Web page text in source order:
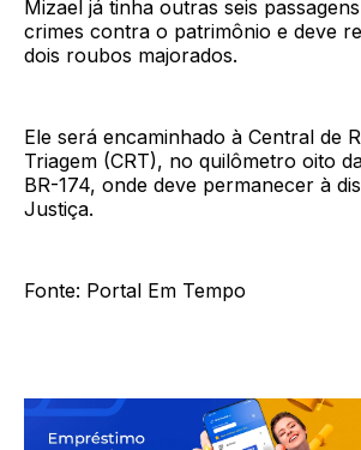
Mizael já tinha outras seis
crimes contra o patrimônio e deve
dois roubos majorados.
Ele será encaminhado à Central de
Triagem (CRT), no quilômetro oito
BR-174, onde deve permanecer à
Justiça.
Fonte: Portal Em Tempo